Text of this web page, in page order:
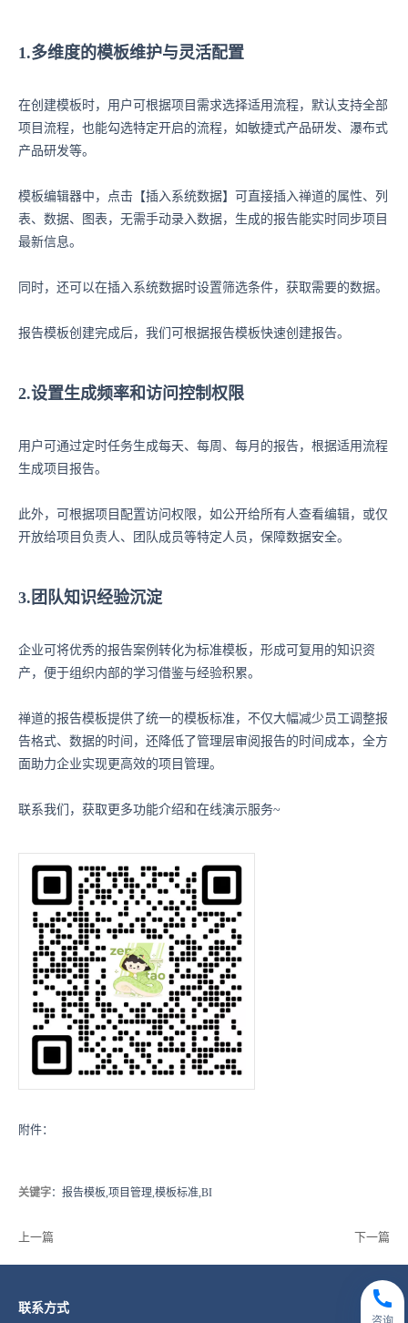
1.多维度的模板维护与灵活配置
在创建模板时，用户可根据项目需求选择适用流程，默认支持全部
项目流程，也能勾选特定开启的流程，如敏捷式产品研发、瀑布式
产品研发等。
模板编辑器中，点击【插入系统数据】可直接插入禅道的属性、列
表、数据、图表，无需手动录入数据，生成的报告能实时同步项目
最新信息。
同时，还可以在插入系统数据时设置筛选条件，获取需要的数据。
报告模板创建完成后，我们可根据报告模板快速创建报告。
2.设置生成频率和访问控制权限
用户可通过定时任务生成每天、每周、每月的报告，根据适用流程
生成项目报告。
此外，可根据项目配置访问权限，如公开给所有人查看编辑，或仅
开放给项目负责人、团队成员等特定人员，保障数据安全。
3.团队知识经验沉淀
企业可将优秀的报告案例转化为标准模板，形成可复用的知识资
产，便于组织内部的学习借鉴与经验积累。
禅道的报告模板提供了统一的模板标准，不仅大幅减少员工调整报
告格式、数据的时间，还降低了管理层审阅报告的时间成本，全方
面助力企业实现更高效的项目管理。
联系我们，获取更多功能介绍和在线演示服务~
附件：
关键字：报告模板,项目管理,模板标准,BI
上一篇 下一篇
联系方式